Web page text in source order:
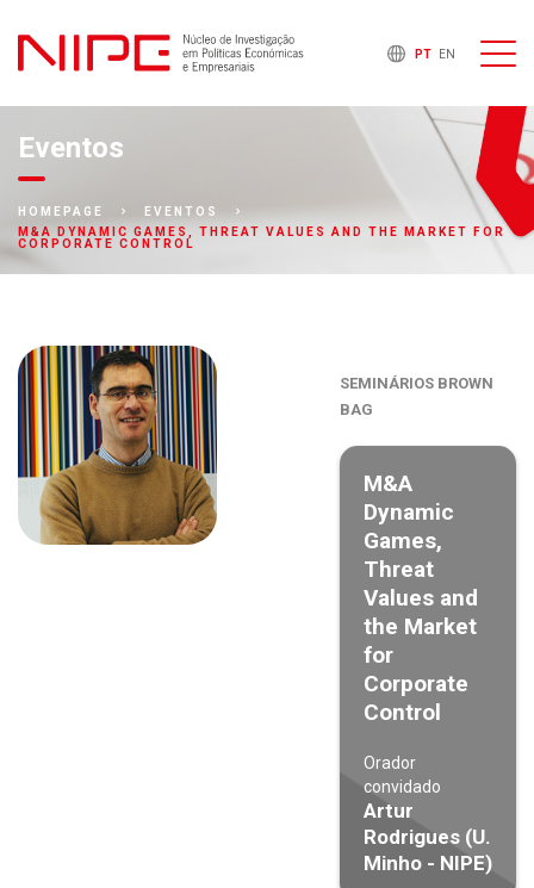
PT EN
Eventos
HOMEPAGE
EVENTOS
M&A DYNAMIC GAMES, THREAT VALUES AND THE MARKET FOR
CORPORATE CONTROL
SEMINÁRIOS BROWN
BAG
M&A
Dynamic
Games,
Threat
Values and
the Market
for
Corporate
Control
Orador
convidado
Artur
Rodrigues (U.
Minho - NIPE)